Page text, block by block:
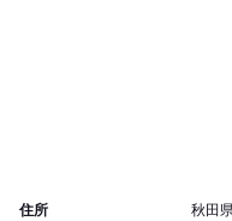
住所 秋田